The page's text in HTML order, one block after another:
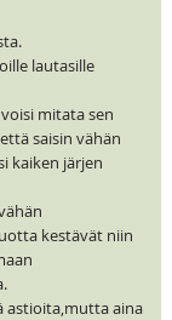
lautasille
mitata sen
saisin vähän
kaiken järjen
kestävät niin
astioita,mutta aina